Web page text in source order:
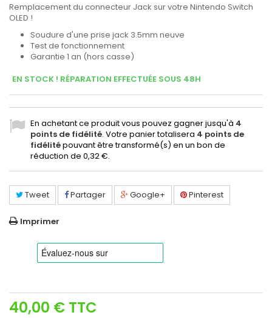
Remplacement du connecteur Jack sur votre Nintendo Switch
OLED !
Soudure d'une prise jack 3.5mm neuve
Test de fonctionnement
Garantie 1 an (hors casse)
EN STOCK ! RÉPARATION EFFECTUÉE SOUS 48H
En achetant ce produit vous pouvez gagner jusqu'à 4
points de fidélité. Votre panier totalisera 4 points de
fidélitépouvant être transformé(s) en un bon de
réduction de 0,32 €.
Tweet Partager Google+ Pinterest
Imprimer
40,00 € TTC